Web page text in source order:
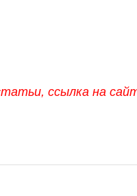
ссылка на